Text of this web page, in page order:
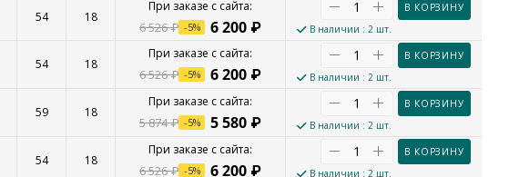
54 18
6 200 ₽
6 526₽ -5%
В КОРЗИНУ
В наличии : 2 шт.
54 18
6 200 ₽
6 526₽ -5%
В КОРЗИНУ
В наличии : 2 шт.
59 18
5 580 ₽
5 874₽ -5%
В КОРЗИНУ
В наличии : 2 шт.
54 18
6 200 ₽
6 526₽ -5%
В КОРЗИНУ
В наличии : 2 шт.